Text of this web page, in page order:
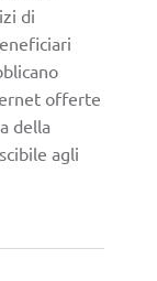
di
offerte
della
agli